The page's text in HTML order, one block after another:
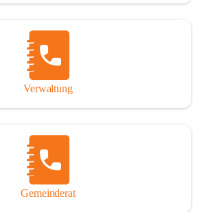
Verwaltung
Gemeinderat